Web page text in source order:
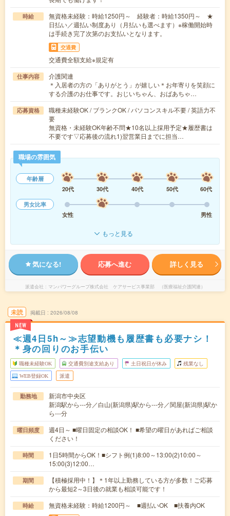
時給
無資格未経験：時給1250円～ 経験者：時給1350円～ ★
日払い／週払い制度あり（月払いも選べます）※稼働開始時
は手続き完了次第のお支払いとなります。
交通費
交通費全額支給※規定有
仕事内容
介護関連
＊入居者の方の「ありがとう」が嬉しい＊お年寄りを笑顔に
する介護のお仕事です。おじいちゃん、おばあちゃ…
応募資格
職種未経験OK / ブランクOK / パソコンスキル不要 / 英語力不
要
無資格・未経験OK年齢不問★10名以上採用予定★履歴書は
不要です▽応募後の流れ1)翌営業日までに担当…
職場の雰囲気
年齢層
20代
30代 40代 50代
60代
男女比率
女性
男性
もっと見る
気になる! 応募へ進む 詳しく見る
派遣会社 マンパワーグループ株式会社 ケアサービス事業部 （医療福祉介護関連）
未読
NEW
掲載日 2026/08/08
≪週4日5h～≫志望動機も履歴書も必要ナシ！
＊身の回りのお手伝い
職種未経験OK 交通費別途支給あり 土日祝日が休み 残業なし
WEB登録OK 派遣
勤務地
新潟市中央区
新潟駅から---分／白山(新潟県)駅から---分／関屋(新潟県)駅か
ら---分
曜日頻度
週4日～ ■曜日固定の相談OK！ ■希望の曜日があればご相談
ください！
時間
1日5時間からOK！■シフト例(1)8:00～13:00(2)10:00～
15:00(3)12:00…
期間
【積極採用中！】＊1年以上勤務している方が多数！ご応募
から最短2～3日後の就業も相談可能です！
時給 無資格未経験：時給1200円～ ■週払いOK ■扶養内OK